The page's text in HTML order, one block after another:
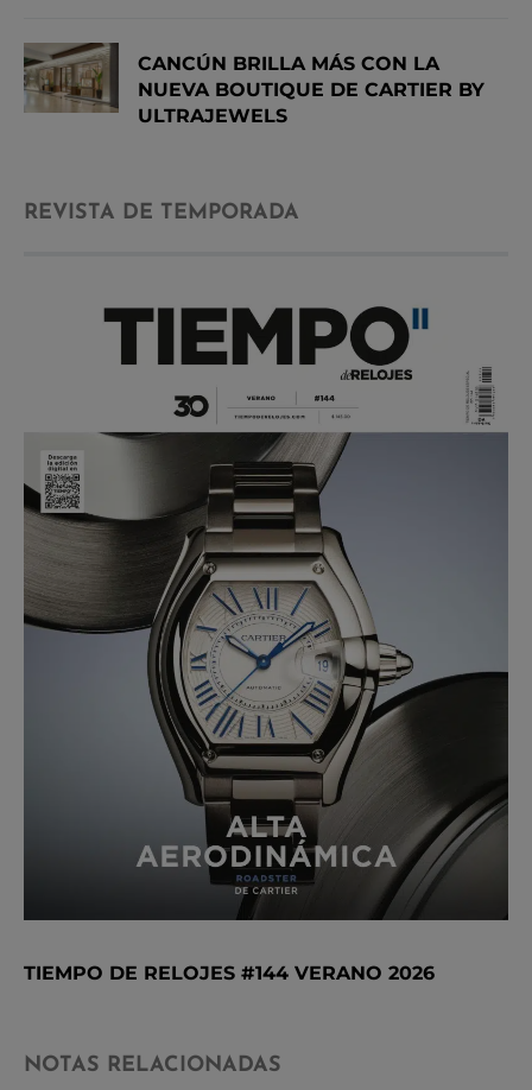
CANCÚN BRILLA MÁS CON LA
NUEVA BOUTIQUE DE CARTIER BY
ULTRAJEWELS
REVISTA DE TEMPORADA
TIEMPO DE RELOJES #144 VERANO 2026
NOTAS RELACIONADAS